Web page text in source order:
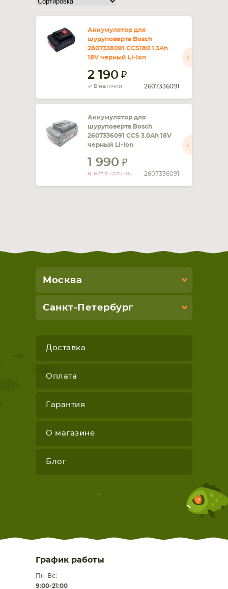
СМАРТФОНА
Аккумулятор для
шуруповерта Bosch
2607336091 CCS180 1.3Ah
18V черный Li-ion
2 190
В наличии 2607336091
Аккумулятор для
шуруповерта Bosch
2607336091 CCS 3.0Ah 18V
черный Li-Ion
1 990
Нет в наличии 2607336091
Москва
Санкт-Петербург
Доставка
Оплата
Гарантия
О магазине
Блог
График работы
Пн-Вс:
9:00-21:00